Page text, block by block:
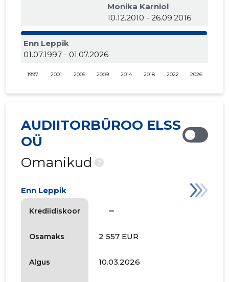
Monika Karniol
10.12.2010 - 26.09.2016
Enn Leppik
01.07.1997 - 01.07.2026
1997 2001 2005 2009 2014 2018 2022 2026
AUDIITORBÜROO ELSS
OÜ
Omanikud
?
Krediidiskoor
Osamaks
Algus
Enn Leppik
check_indeterminate_small
2 557 EUR
10.03.2026